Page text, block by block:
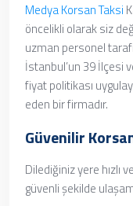
Medya Korsan Taksi
öncelikli olarak siz
uzman personel
İstanbul’un 39 İlçesi
fiyat politikası
eden bir firmadır.
Güvenilir
Dilediğiniz yere hızlı
güvenli şekilde